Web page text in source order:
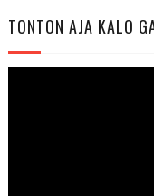
TONTON AJA KALO